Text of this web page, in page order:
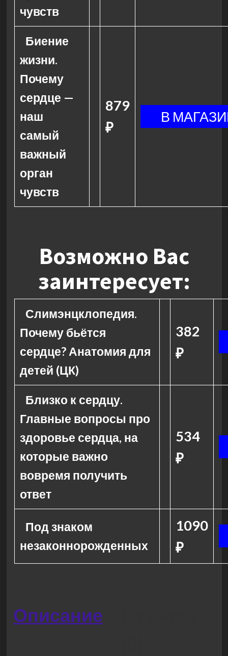
чувств
Биение
жизни.
Почему
сердце —
наш
самый
важный
орган
чувств
879
₽
Возможно Вас
заинтересует:
Слимэнцклопедия.
Почему бьётся
сердце? Анатомия для
детей (ЦК)
382
₽
Близко к сердцу.
Главные вопросы про
здоровье сердца, на
которые важно
вовремя получить
ответ
534
₽
Под знаком
незаконнорожденных
1090
₽
Описание